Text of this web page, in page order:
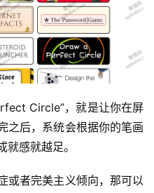
Circle”，就是让你在屏
之后，系统会根据你的笔画
感就越足。
或者完美主义倾向，那可以